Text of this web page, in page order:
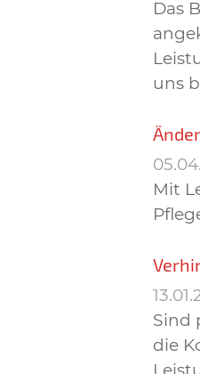
Das
uns
Mit
Sind
die